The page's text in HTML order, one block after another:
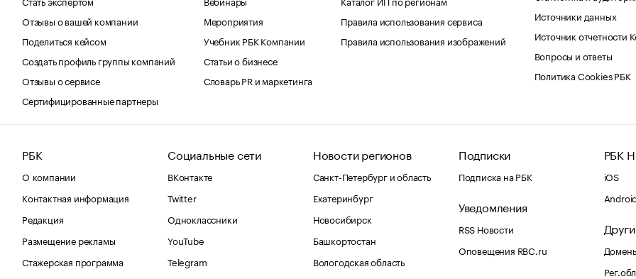
Отзывы о вашей компании
Поделиться кейсом
Создать профиль группы компаний
Отзывы о сервисе
Сертифицированные партнеры
Мероприятия
Учебник РБК Компании
Статьи о бизнесе
Словарь PR и маркетинга
Правила использования сервиса
Правила использования изображений
Источники данных
Источник отчетности
Вопросы и ответы
Политика Cookies РБК
РБК
О компании
Контактная информация
Редакция
Размещение рекламы
Стажерская программа
Социальные сети
ВКонтакте
Twitter
Одноклассники
YouTube
Telegram
Новости регионов
Санкт-Петербург и область
Екатеринбург
Новосибирск
Башкортостан
Вологодская область
Подписки
Подписка на РБК
Уведомления
RSS Новости
Оповещения RBC.ru
РБК
iOS